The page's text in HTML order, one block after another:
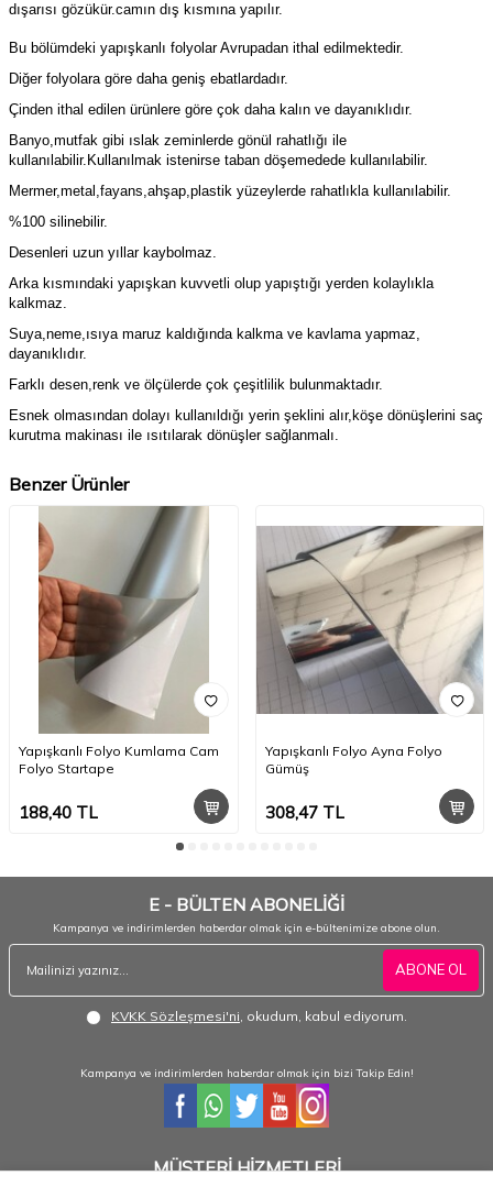
dışarısı gözükür.camın dış kısmına yapılır.
Bu bölümdeki yapışkanlı folyolar Avrupadan ithal edilmektedir.
Diğer folyolara göre daha geniş ebatlardadır.
Çinden ithal edilen ürünlere göre çok daha kalın ve dayanıklıdır.
Banyo,mutfak gibi ıslak zeminlerde gönül rahatlığı ile
kullanılabilir.Kullanılmak istenirse taban döşemedede kullanılabilir.
Mermer,metal,fayans,ahşap,plastik yüzeylerde rahatlıkla kullanılabilir.
%100 silinebilir.
Desenleri uzun yıllar kaybolmaz.
Arka kısmındaki yapışkan kuvvetli olup yapıştığı yerden kolaylıkla
kalkmaz.
Suya,neme,ısıya maruz kaldığında kalkma ve kavlama yapmaz,
dayanıklıdır.
Farklı desen,renk ve ölçülerde çok çeşitlilik bulunmaktadır.
Esnek olmasından dolayı kullanıldığı yerin şeklini alır,köşe dönüşlerini saç
kurutma makinası ile ısıtılarak dönüşler sağlanmalı.
Benzer Ürünler
Yapışkanlı Folyo Kumlama Cam
Folyo Startape
188,40 TL
Yapışkanlı Folyo Ayna Folyo
Gümüş
308,47TL
E - BÜLTEN ABONELİĞİ
Kampanya ve indirimlerden haberdar olmak için e-bültenimize abone olun.
ABONE OL
KVKK Sözleşmesi'ni , okudum, kabul ediyorum.
Kampanya ve indirimlerden haberdar olmak için bizi Takip Edin!
MÜŞTERİ HİZMETLERİ